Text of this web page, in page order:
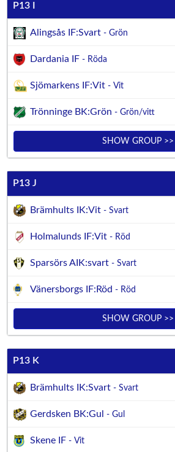
P13 I
Alingsås IF:Svart - Grön
Dardania IF - Röda
Sjömarkens IF:Vit - Vit
Trönninge BK:Grön - Grön/vitt
SHOW GROUP >>
P13 J
Brämhults IK:Vit - Svart
Holmalunds IF:Vit - Röd
Sparsörs AIK:svart - Svart
Vänersborgs IF:Röd - Röd
SHOW GROUP >>
P13 K
Brämhults IK:Svart - Svart
Gerdsken BK:Gul - Gul
Skene IF - Vit